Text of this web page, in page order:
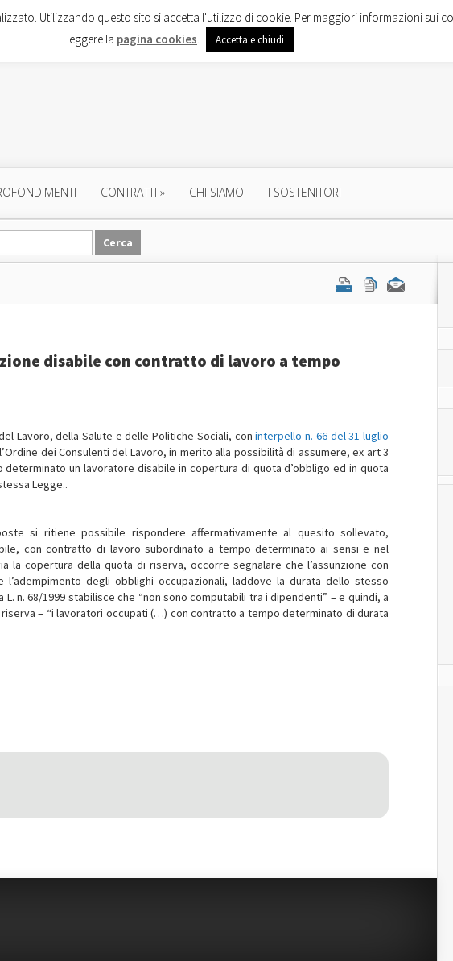
CONTRATTI » CHI SIAMO I SOSTENITORI
disabile con contratto di lavoro a tempo
Lavoro, della Salute e delle Politiche Sociali, coninterpello n. 66 del 31 luglio
dei Consulenti del Lavoro, in merito alla possibilità di assumere, ex art 3
un lavoratore disabile in copertura di quota d’obbligo ed in quota
Legge..
si ritiene possibile rispondere affermativamente al quesito sollevato,
con contratto di lavoro subordinato a tempo determinato ai sensi e nel
la copertura della quota di riserva, occorre segnalare che l’assunzione con
degli obblighi occupazionali, laddove la durata dello stesso
n. 68/1999 stabilisce che “non sono computabili tra i dipendenti” – e quindi, a
– “i lavoratori occupati (…) con contratto a tempo determinato di durata
Utilizzando questo sito si accetta l'utilizzo di cookie. Per maggiori informazioni sui
leggere la pagina cookies. Accetta e chiudi